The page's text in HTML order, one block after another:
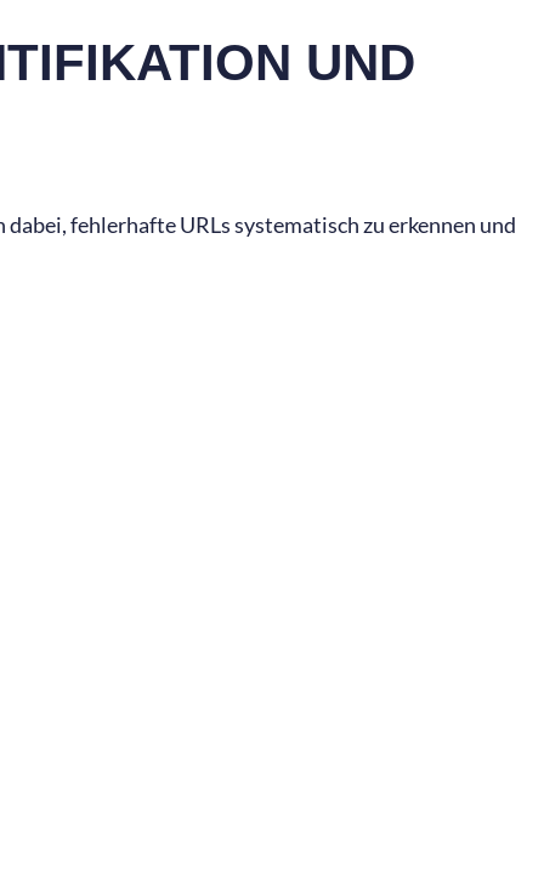
UND
fehlerhafte URLs systematisch zu erkennen und